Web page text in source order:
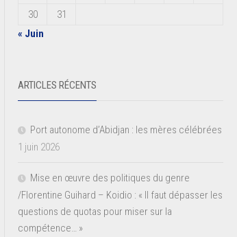
30
31
« Juin
ARTICLES RÉCENTS
Port autonome d’Abidjan : les mères célébrées
1 juin 2026
Mise en œuvre des politiques du genre
/Florentine Guihard – Koidio : « Il faut dépasser les
questions de quotas pour miser sur la
compétence… »